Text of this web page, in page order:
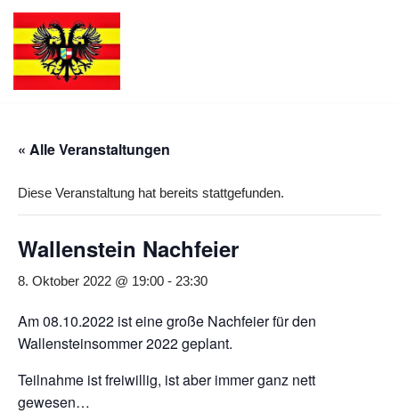
Zum
Inhalt
springen
« Alle Veranstaltungen
Diese Veranstaltung hat bereits stattgefunden.
Wallenstein Nachfeier
8. Oktober 2022 @ 19:00 - 23:30
Am 08.10.2022 ist eine große Nachfeier für den
Wallensteinsommer 2022 geplant.
Teilnahme ist freiwillig, ist aber immer ganz nett
gewesen…